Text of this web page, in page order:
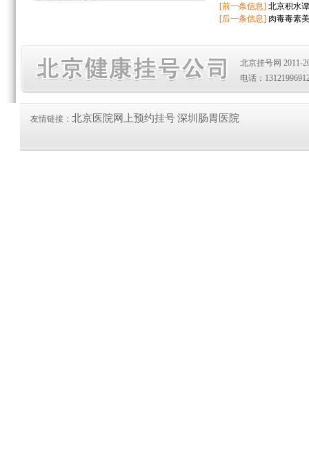
[前一条信息] 北京积水
[后一条信息] 肉毒毒素
北京挂号网 2011-
电话：
友情链接： 北京医院网上预约挂号深圳肠胃医院